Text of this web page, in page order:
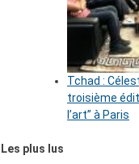
Tchad :
troisième
l’art’’ à Paris
Les plus lus